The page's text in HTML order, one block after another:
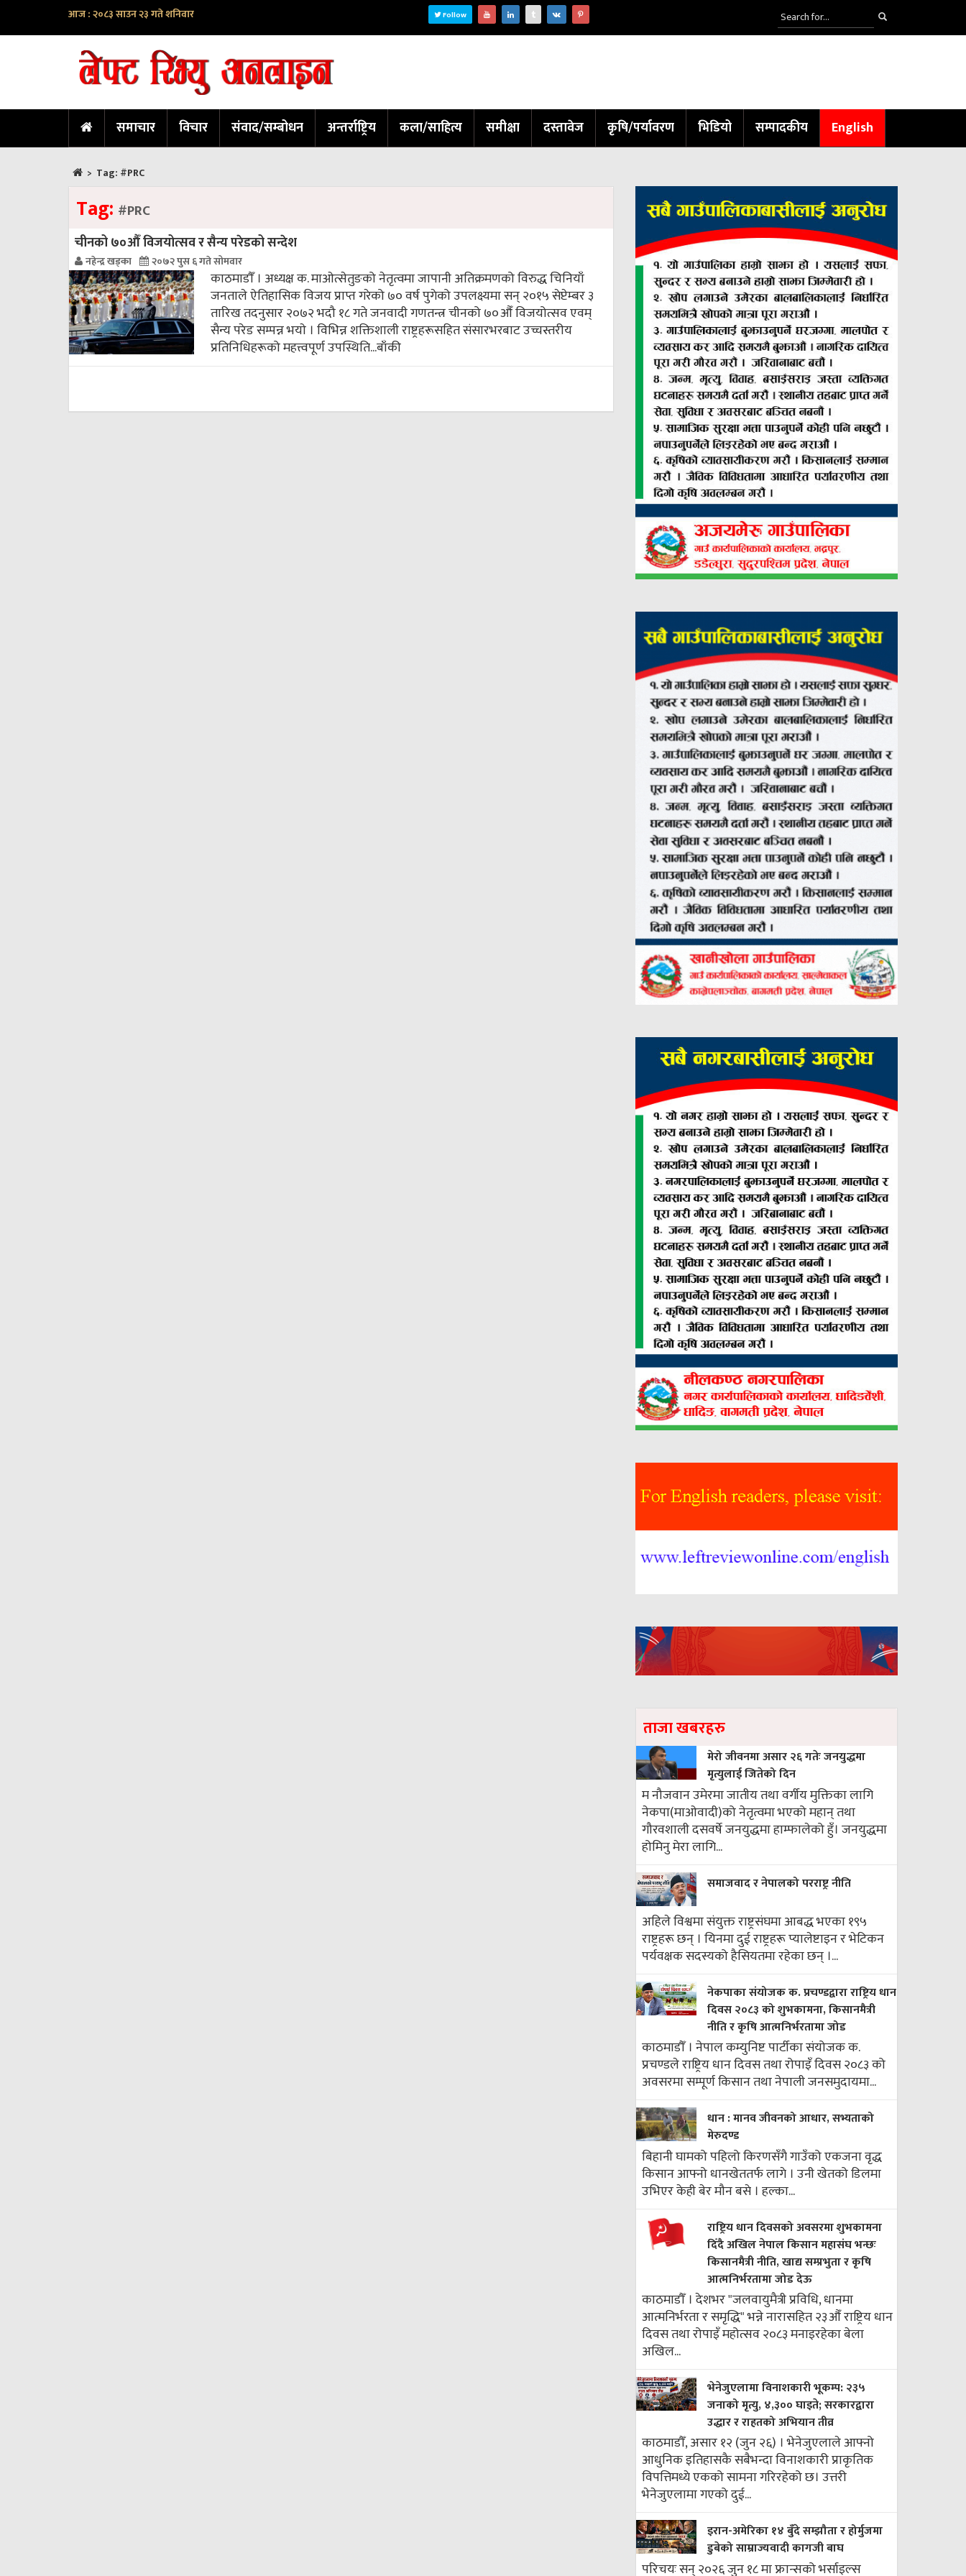
आज : २०८३ साउन २३ गते शनिवार Follow
समाचार विचार संवाद/सम्बोधन अन्तर्राष्ट्रिय कला/साहित्य समीक्षा दस्तावेज कृषि/पर्यावरण भिडियो सम्पादकीय English
> Tag: #PRC
Tag: #PRC
चीनको ७०औँ विजयोत्सव र सैन्य परेडको सन्देश
नहेन्द्र खड्का २०७२ पुस ६ गते सोमवार
काठमाडाैँ । अध्यक्ष क. माओत्सेतुङको नेतृत्वमा जापानी अतिक्रमणको विरुद्ध चिनियाँ
जनताले ऐतिहासिक विजय प्राप्त गरेको ७० वर्ष पुगेको उपलक्ष्यमा सन् २०१५ सेप्टेम्बर ३
तारिख तदनुसार २०७२ भदौ १८ गते जनवादी गणतन्त्र चीनको ७०औँ विजयोत्सव एवम्
सैन्य परेड सम्पन्न भयाे । विभिन्न शक्तिशाली राष्ट्रहरूसहित संसारभरबाट उच्चस्तरीय
प्रतिनिधिहरूको महत्त्वपूर्ण उपस्थिति...बाँकी
ताजा खबरहरु
मेरो जीवनमा असार २६ गतेः जनयुद्धमा
मृत्युलाई जितेको दिन
म नौजवान उमेरमा जातीय तथा वर्गीय मुक्तिका लागि
नेकपा(माओवादी)को नेतृत्वमा भएको महान् तथा
गौरवशाली दसवर्षे जनयुद्धमा हाम्फालेको हुँ। जनयुद्धमा
होमिनु मेरा लागि...
समाजवाद र नेपालको परराष्ट्र नीति
अहिले विश्वमा संयुक्त राष्ट्रसंघमा आबद्ध भएका १९५
राष्ट्रहरू छन् । यिनमा दुई राष्ट्रहरू प्यालेष्टाइन र भेटिकन
पर्यवक्षक सदस्यको हैसियतमा रहेका छन् ।...
नेकपाका संयोजक क. प्रचण्डद्वारा राष्ट्रिय धान
दिवस २०८३ को शुभकामना, किसानमैत्री
नीति र कृषि आत्मनिर्भरतामा जोड
काठमाडौँ । नेपाल कम्युनिष्ट पार्टीका संयोजक क.
प्रचण्डले राष्ट्रिय धान दिवस तथा रोपाइँ दिवस २०८३ को
अवसरमा सम्पूर्ण किसान तथा नेपाली जनसमुदायमा...
धान : मानव जीवनको आधार, सभ्यताको
मेरुदण्ड
बिहानी घामको पहिलो किरणसँगै गाउँको एकजना वृद्ध
किसान आफ्नो धानखेततर्फ लागे । उनी खेतको डिलमा
उभिएर केही बेर मौन बसे । हल्का...
राष्ट्रिय धान दिवसको अवसरमा शुभकामना
दिँदै अखिल नेपाल किसान महासंघ भन्छः
किसानमैत्री नीति, खाद्य सम्प्रभुता र कृषि
आत्मनिर्भरतामा जोड देऊ
काठमाडौँ । देशभर "जलवायुमैत्री प्रविधि, धानमा
आत्मनिर्भरता र समृद्धि" भन्ने नारासहित २३औँ राष्ट्रिय धान
दिवस तथा रोपाइँ महोत्सव २०८३ मनाइरहेका बेला
अखिल...
भेनेजुएलामा विनाशकारी भूकम्प: २३५
जनाको मृत्यु, ४,३०० घाइते; सरकारद्वारा
उद्धार र राहतको अभियान तीव्र
काठमाडौँ, असार १२ (जुन २६) । भेनेजुएलाले आफ्नो
आधुनिक इतिहासकै सबैभन्दा विनाशकारी प्राकृतिक
विपत्तिमध्ये एकको सामना गरिरहेको छ। उत्तरी
भेनेजुएलामा गएको दुई...
इरान-अमेरिका १४ बुँदे सम्झौता र होर्मुजमा
डुबेको साम्राज्यवादी कागजी बाघ
परिचयः सन् २०२६ जुन १८ मा फ्रान्सको भर्साइल्स